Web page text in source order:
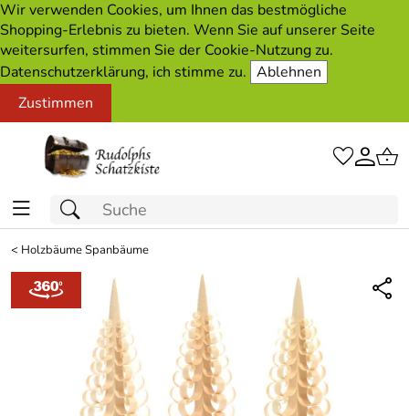
Wir verwenden Cookies, um Ihnen das bestmögliche
Shopping-Erlebnis zu bieten. Wenn Sie auf unserer Seite
weitersurfen, stimmen Sie der Cookie-Nutzung zu.
Datenschutzerklärung, ich stimme zu. Ablehnen
Zustimmen
< Holzbäume Spanbäume